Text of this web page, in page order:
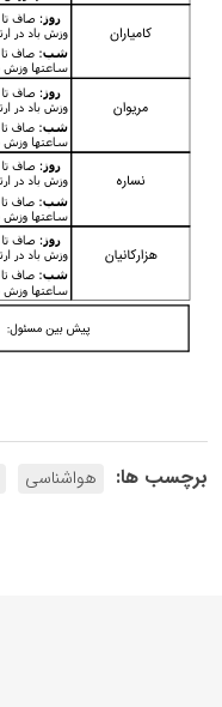
برچسب ها: هواشناسی